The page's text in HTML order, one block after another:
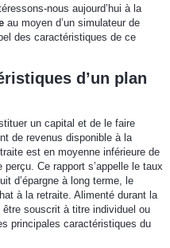
nous aujourd’hui à la
au moyen d’un simulateur de
des caractéristiques de ce
d’un plan
un capital et de le faire
de revenus disponible à la
est en moyenne inférieure de
Ce rapport s’appelle le taux
d’épargne à long terme, le
à la retraite. Alimenté durant la
souscrit à titre individuel ou
principales caractéristiques du